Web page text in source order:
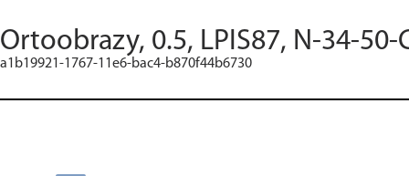
Ortoobrazy, 0.5, LPIS87, N-34-50-
a1b19921-1767-11e6-bac4-b870f44b6730